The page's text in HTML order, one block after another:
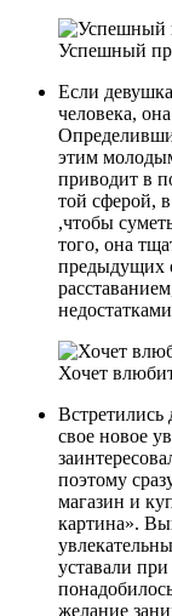
Успешный
Если
человека,
этим
приводит в
той сферой,
,чтобы
того, она
предыдущих
Хочет
Встретились
свое новое
поэтому
магазин и
картина».
уставали
желание